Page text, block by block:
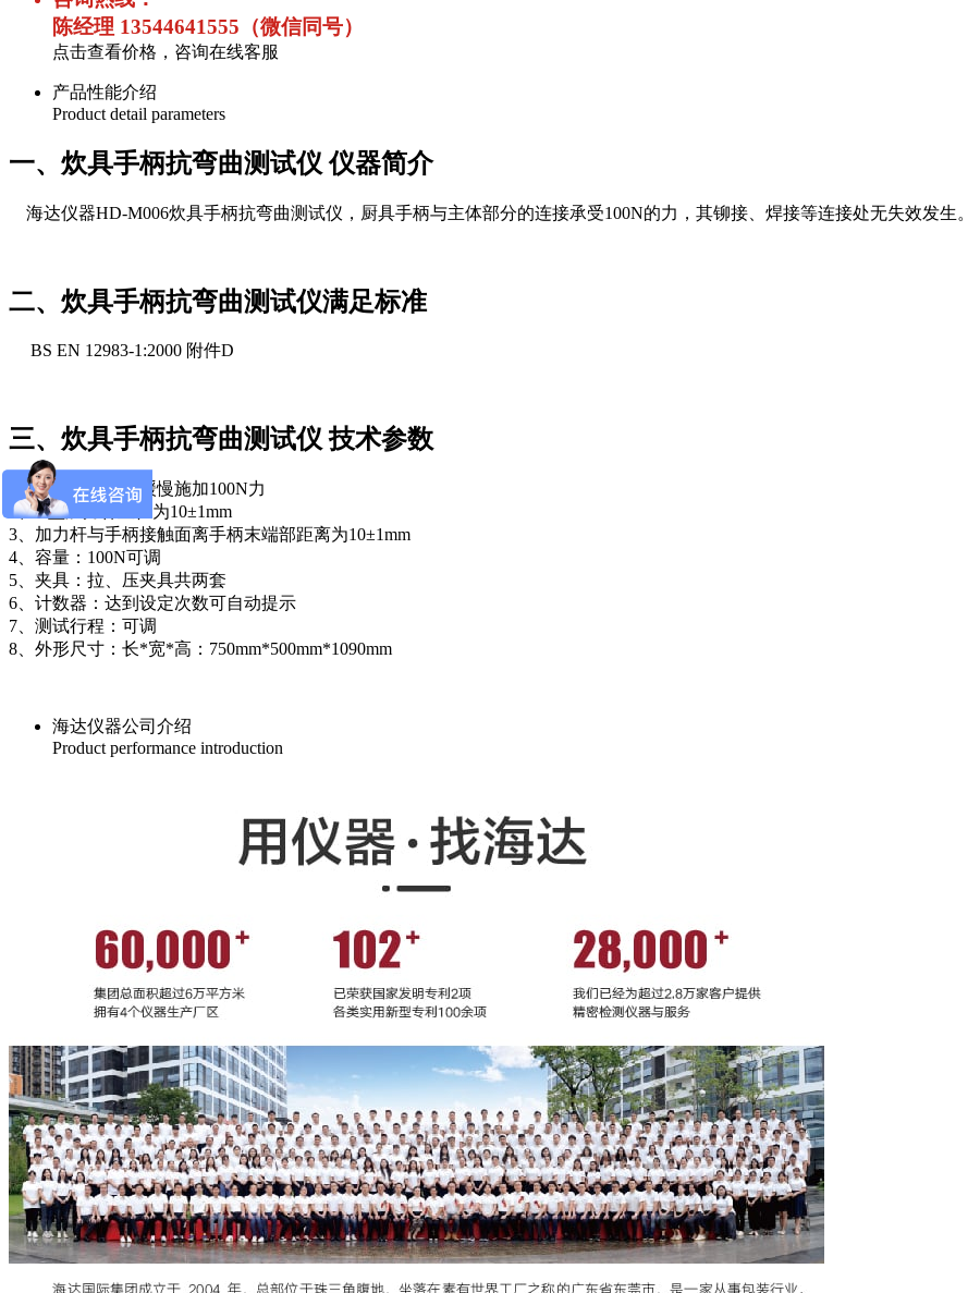
陈经理 13544641555（微信同号）
点击查看价格，咨询在线客服
产品性能介绍
Product detail parameters
一、炊具手柄抗弯曲测试仪 仪器简介
海达仪器HD-M006炊具手柄抗弯曲测试仪，厨具手柄与主体部分的连接承受100N的力，其铆接、焊接等连接处无失效发生。
二、炊具手柄抗弯曲测试仪满足标准
BS EN 12983-1:2000 附件D
三、炊具手柄抗弯曲测试仪 技术参数
1、手柄垂直方向缓慢施加100N力
2、D型加力杆直径为10±1mm
3、加力杆与手柄接触面离手柄末端部距离为10±1mm
4、容量：100N可调
5、夹具：拉、压夹具共两套
6、计数器：达到设定次数可自动提示
7、测试行程：可调
8、外形尺寸：长*宽*高：750mm*500mm*1090mm
海达仪器公司介绍
Product performance introduction